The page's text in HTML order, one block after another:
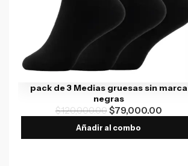
pack de 3 Medias gruesas sin marca
negras
$120,000.00$79,000.00
Añadir al combo